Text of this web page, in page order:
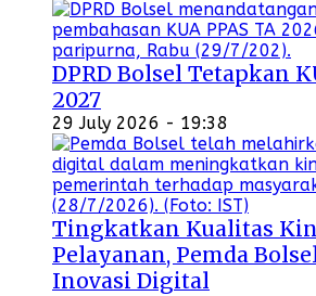
DPRD Bolsel Tetapkan
2027
29 July 2026 - 19:38
Tingkatkan Kualitas
Pelayanan, Pemda
Inovasi Digital